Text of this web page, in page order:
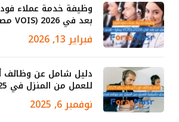
وظيفة خدمة عملاء
بعد في 2026 (VOIS مصر) – قدم الآن
فبراير 13, 2026
دليل شامل عن وظائف
للعمل من المنزل في 2025
نوفمبر 6, 2025